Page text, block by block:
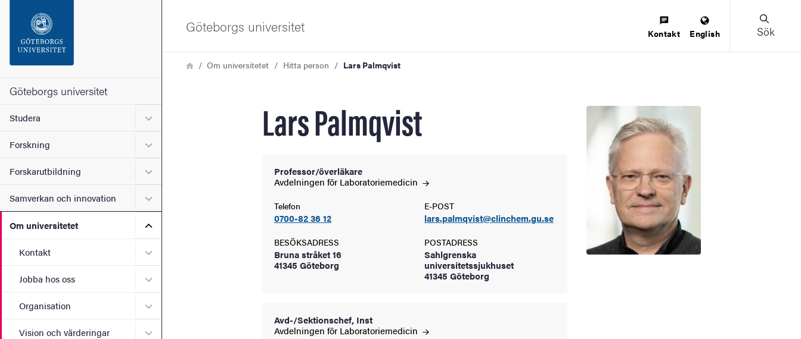
Sidfoten
Om webbplatsen
Göteborgs universitet
Studera Undermeny för Studera
Forskning Undermeny för Forskning
Forskarutbildning Undermeny för Forskarutbildning
Samverkan och innovation Undermeny för Samverkan och innovation
Om universitetet Undermeny för Om universitetet
Kontakt Undermeny för Kontakt
Jobba hos oss Undermeny för Jobba hos oss
Organisation Undermeny för Organisation
Vision och värderingar Undermeny för Vision och värderingar
Göteborgs universitet Kontakt English Sök
LänkstigHemOm universitetet Hitta person Lars Palmqvist
Lars Palmqvist
Professor/överläkare
Avdelningen förLaboratoriemedicin
Telefon
0700-82 36 12
E-POST
lars.palmqvist@clinchem.gu.se
BESÖKSADRESS
Bruna stråket 16
41345 Göteborg
POSTADRESS
Sahlgrenska
universitetssjukhuset
41345 Göteborg
Avd-/Sektionschef, Inst
Avdelningen förLaboratoriemedicin